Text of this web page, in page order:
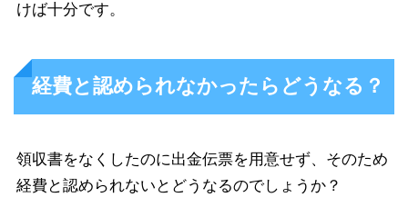
けば十分です。
経費と認められなかったらどうなる？
領収書をなくしたのに出金伝票を用意せず、そのため
経費と認められないとどうなるのでしょうか？